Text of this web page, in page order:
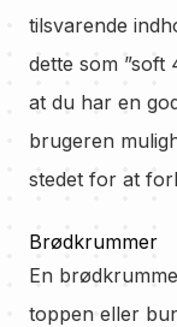
tilsvarende
dette som ”soft
at du har en
brugeren
stedet for at
Brødkrummer
En
toppen eller